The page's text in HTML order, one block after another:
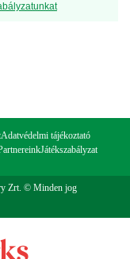
Adatvédelmi tájékoztató
Játékszabályzat
Zrt. © Minden jog